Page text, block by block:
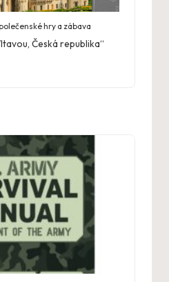
hry a zábava
Česká republika“